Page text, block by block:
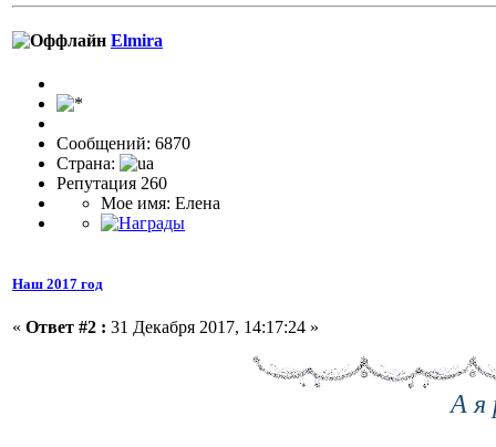
Elmira
Сообщений: 6870
Страна:
Репутация 260
Мое имя: Елена
Наш 2017 год
« Ответ #2 : 31 Декабря 2017, 14:17:24 »
А я